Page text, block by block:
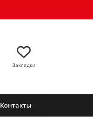
Закладки
Контакты